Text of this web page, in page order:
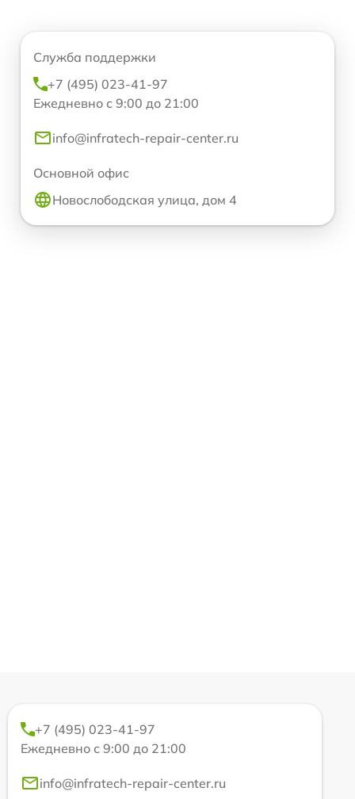
Служба поддержки
+7 (495) 023-41-97
Ежедневно с 9:00 до 21:00
info@infratech-repair-center.ru
Основной офис
Новослободская улица, дом 4
+7 (495) 023-41-97
Ежедневно с 9:00 до 21:00
info@infratech-repair-center.ru